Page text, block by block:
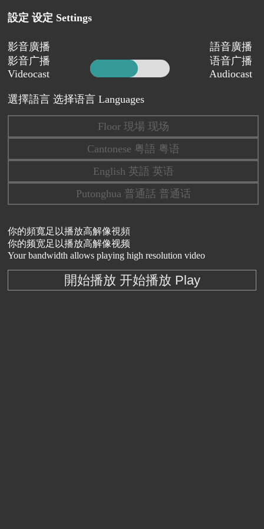
設定 设定 Settings
影音廣播
影音广播
Videocast
語音廣播
语音广播
Audiocast
選擇語言 选择语言 Languages
Floor 現場 现场
Cantonese 粤語 粤语
English 英語 英语
Putonghua 普通話 普通话
你的頻寬足以播放高解像視頻
你的频宽足以播放高解像视频
Your bandwidth allows playing high resolution video
開始播放 开始播放 Play